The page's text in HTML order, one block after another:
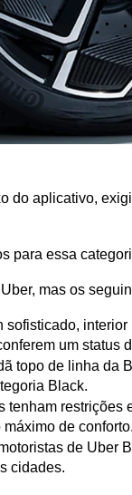
do aplicativo,
para essa
mas os
um status
topo de linha da
Black.
tenham
de conforto.
de Uber
cidades.